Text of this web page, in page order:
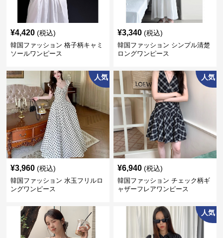
¥4,420 (税込)
韓国ファッション 格子柄キャミ
ソールワンピース
¥3,340 (税込)
韓国ファッション シンプル清楚
ロングワンピース
人気
¥3,960 (税込)
韓国ファッション 水玉フリルロ
ングワンピース
人気
¥6,940 (税込)
韓国ファッション チェック柄ギ
ャザーフレアワンピース
人気